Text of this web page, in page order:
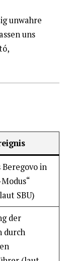
unwahre
uns
Beregovo in
SBU)
der
durch